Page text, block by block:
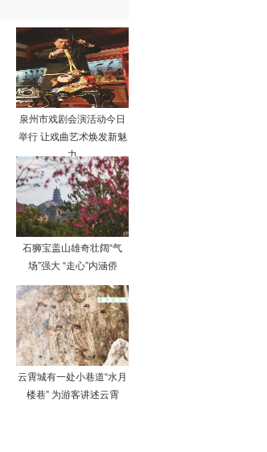
泉州市戏剧会演活动今日
举行 让戏曲艺术焕发新魅
力
石狮宝盖山雄奇壮阔“气
场”强大 “走心”内涵侨
云霄城有一处小巷道“水月
楼巷” 为游客讲述云霄